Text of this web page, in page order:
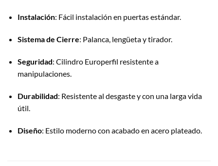
Instalación: Fácil instalación en puertas estándar.
Sistema de Cierre: Palanca, lengüeta y tirador.
Seguridad: Cilindro Europerfil resistente a
manipulaciones.
Durabilidad: Resistente al desgaste y con una larga vida
útil.
Diseño: Estilo moderno con acabado en acero plateado.